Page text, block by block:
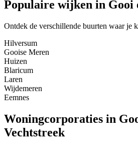
Populaire wijken in Gooi
Ontdek de verschillende buurten waar je
Hilversum
Gooise Meren
Huizen
Blaricum
Laren
Wijdemeren
Eemnes
Woningcorporaties in
Vechtstreek